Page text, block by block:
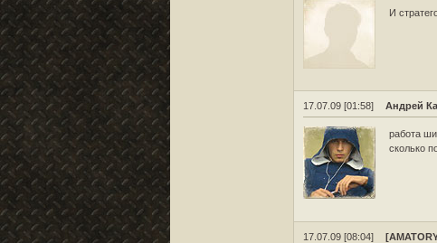
И
17.07.09 [01:58] Андрей
работа
сколько
17.07.09 [08:04]